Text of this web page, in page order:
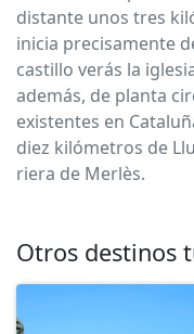
distante unos tres
inicia precisamente
castillo verás la
además, de planta
existentes en
diez kilómetros de
riera de Merlès.
Otros destinos